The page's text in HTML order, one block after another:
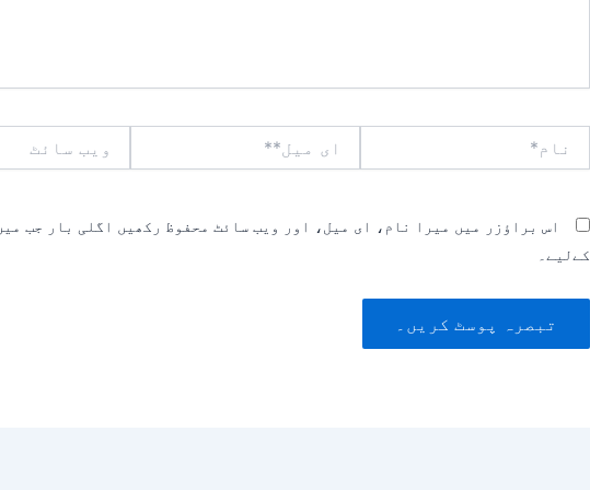
میل**
سائٹ
اس براؤزر میں میرا نام، ای میل، اور ویب سائٹ محفوظ رکھیں اگلی بار جب
کےلیے۔